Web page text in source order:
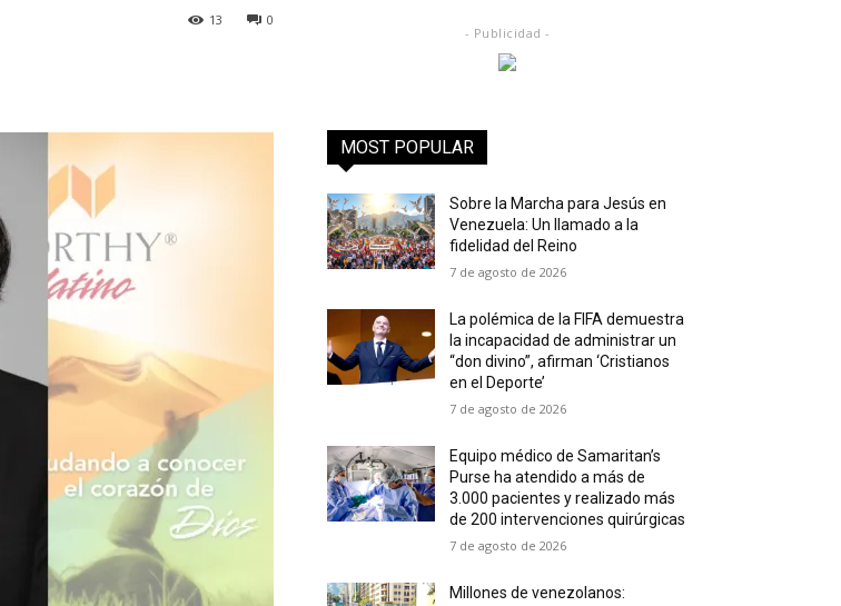
0
13
- Publicidad -
MOST POPULAR
Sobre la Marcha para Jesús en
Venezuela: Un llamado a la
fidelidad del Reino
7 de agosto de 2026
La polémica de la FIFA demuestra
la incapacidad de administrar un
“don divino”, afirman ‘Cristianos
en el Deporte’
7 de agosto de 2026
Equipo médico de Samaritan’s
Purse ha atendido a más de
3.000 pacientes y realizado más
de 200 intervenciones quirúrgicas
7 de agosto de 2026
Millones de venezolanos: